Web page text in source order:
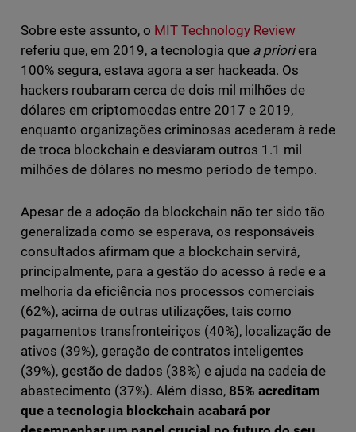
Sobre este assunto, o MIT Technology Review
referiu que, em 2019, a tecnologia que a prioriera
100% segura, estava agora a ser hackeada. Os
hackers roubaram cerca de dois mil milhões de
dólares em criptomoedas entre 2017 e 2019,
enquanto organizações criminosas acederam à rede
de troca blockchain e desviaram outros 1.1 mil
milhões de dólares no mesmo período de tempo.
Apesar de a adoção da blockchain não ter sido tão
generalizada como se esperava, os responsáveis
consultados afirmam que a blockchain servirá,
principalmente, para a gestão do acesso à rede e a
melhoria da eficiência nos processos comerciais
(62%), acima de outras utilizações, tais como
pagamentos transfronteiriços (40%), localização de
ativos (39%), geração de contratos inteligentes
(39%), gestão de dados (38%) e ajuda na cadeia de
abastecimento (37%). Além disso, 85% acreditam
que a tecnologia blockchain acabará por